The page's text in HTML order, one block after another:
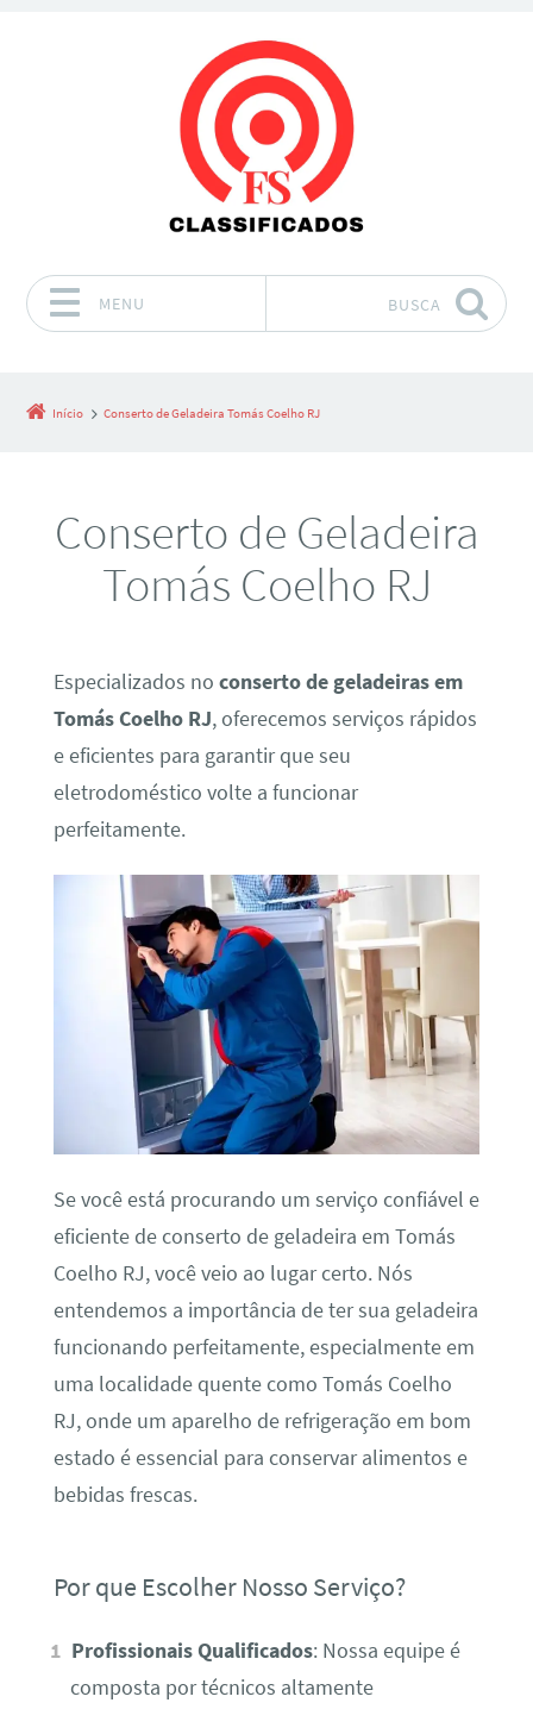
MENU BUSCA
Início Conserto de Geladeira Tomás Coelho RJ
Conserto de Geladeira
Tomás Coelho RJ
Especializados no conserto de geladeiras em
Tomás Coelho RJ, oferecemos serviços rápidos
e eficientes para garantir que seu
eletrodoméstico volte a funcionar
perfeitamente.
Se você está procurando um serviço confiável e
eficiente de conserto de geladeira em Tomás
Coelho RJ, você veio ao lugar certo. Nós
entendemos a importância de ter sua geladeira
funcionando perfeitamente, especialmente em
uma localidade quente como Tomás Coelho
RJ, onde um aparelho de refrigeração em bom
estado é essencial para conservar alimentos e
bebidas frescas.
Por que Escolher Nosso Serviço?
Profissionais Qualificados: Nossa equipe é
composta por técnicos altamente